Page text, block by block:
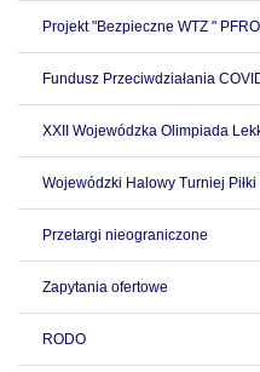
Projekt "Bezpieczne WTZ "
Fundusz Przeciwdziałania
XXII Wojewódzka Olimpiada
Wojewódzki Halowy Turniej Piłki
Przetargi nieograniczone
Zapytania ofertowe
RODO